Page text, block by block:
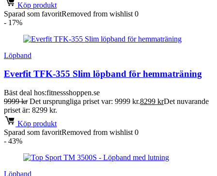
Köp produkt
Sparad som favoritRemoved from wishlist 0
- 17%
Löpband
Everfit TFK-355 Slim löpband för hemmaträning
Bäst deal hos:fitnessshoppen.se
9999kr Det ursprungliga priset var: 9999 kr.8299 krDet nuvarande
priset är: 8299 kr.
Köp produkt
Sparad som favoritRemoved from wishlist 0
- 43%
Löpband